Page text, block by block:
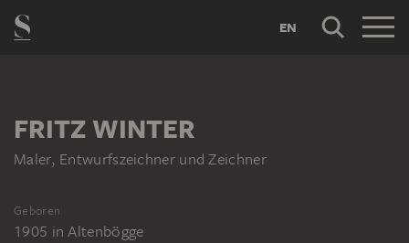
EN
FRITZ WINTER
Maler, Entwurfszeichner und Zeichner
Geboren
1905 inAltenbögge